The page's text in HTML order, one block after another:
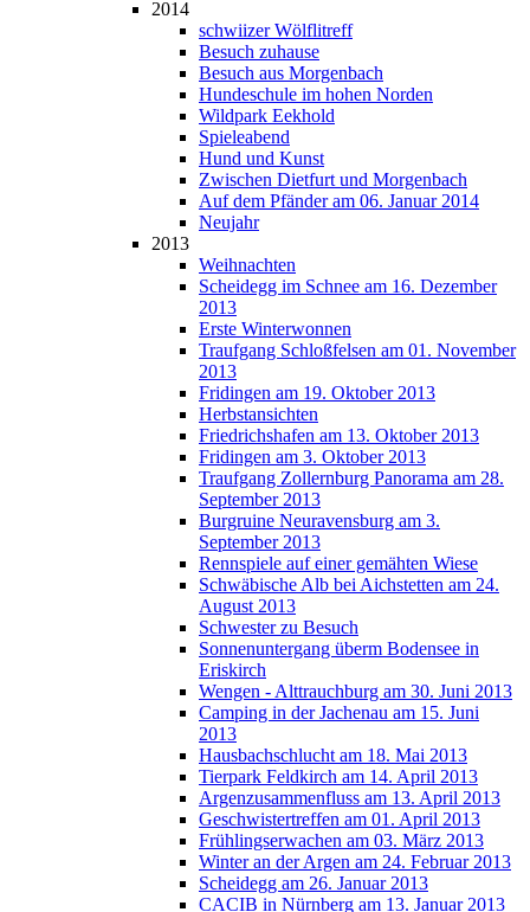
2014
schwiizer Wölflitreff
Besuch zuhause
Besuch aus Morgenbach
Hundeschule im hohen Norden
Wildpark Eekhold
Spieleabend
Hund und Kunst
Zwischen Dietfurt und Morgenbach
Auf dem Pfänder am 06. Januar 2014
Neujahr
2013
Weihnachten
Scheidegg im Schnee am 16. Dezember
2013
Erste Winterwonnen
Traufgang Schloßfelsen am 01. November
2013
Fridingen am 19. Oktober 2013
Herbstansichten
Friedrichshafen am 13. Oktober 2013
Fridingen am 3. Oktober 2013
Traufgang Zollernburg Panorama am 28.
September 2013
Burgruine Neuravensburg am 3.
September 2013
Rennspiele auf einer gemähten Wiese
Schwäbische Alb bei Aichstetten am 24.
August 2013
Schwester zu Besuch
Sonnenuntergang überm Bodensee in
Eriskirch
Wengen - Alttrauchburg am 30. Juni 2013
Camping in der Jachenau am 15. Juni
2013
Hausbachschlucht am 18. Mai 2013
Tierpark Feldkirch am 14. April 2013
Argenzusammenfluss am 13. April 2013
Geschwistertreffen am 01. April 2013
Frühlingserwachen am 03. März 2013
Winter an der Argen am 24. Februar 2013
Scheidegg am 26. Januar 2013
CACIB in Nürnberg am 13. Januar 2013